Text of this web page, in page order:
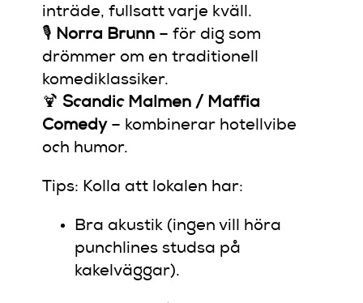
inträde, fullsatt varje kväll.
🎙️ Norra Brunn – för dig som
drömmer om en traditionell
komediklassiker.
🍹 Scandic Malmen / Maffia
Comedy– kombinerar hotellvibe
och humor.
Tips: Kolla att lokalen har:
Bra akustik (ingen vill höra
punchlines studsa på
kakelväggar).